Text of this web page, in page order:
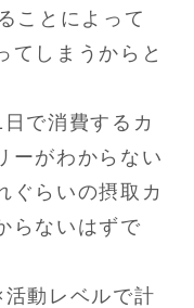
ことによって
てしまうからと
で消費するカ
ーがわからない
ぐらいの摂取カ
らないはずで
動レベルで計